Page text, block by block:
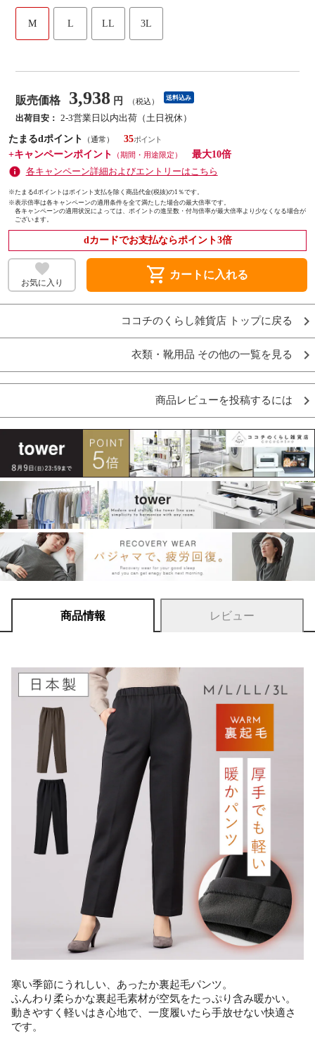
M L LL 3L
販売価格 3,938 円 （税込） 送料込み
出荷目安： 2-3営業日以内出荷（土日祝休）
たまるdポイント
（通常）
35
+キャンペーンポイント
（期間・用途限定）
最大10倍
各キャンペーン詳細およびエントリーはこちら
※たまるdポイントはポイント支払を除く商品代金(税抜)の1％です。
※表示倍率は各キャンペーンの適用条件を全て満たした場合の最大倍率です。
各キャンペーンの適用状況によっては、ポイントの進呈数・付与倍率が最大倍率より少なくなる場合が
ございます。
dカードでお支払ならポイント3倍
お気に入り shopping_cart カートに入れる
ココチのくらし雑貨店 トップに戻る
衣類・靴用品 その他の一覧を見る
商品レビューを投稿するには
商品情報 レビュー
寒い季節にうれしい、あったか裏起毛パンツ。
ふんわり柔らかな裏起毛素材が空気をたっぷり含み暖かい。
動きやすく軽いはき心地で、一度履いたら手放せない快適さ
です。